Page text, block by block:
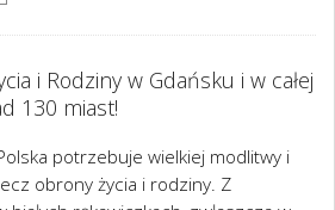
i Rodziny w Gdańsku i w całej
130 miast!
potrzebuje wielkiej modlitwy i
obrony życia i rodziny. Z